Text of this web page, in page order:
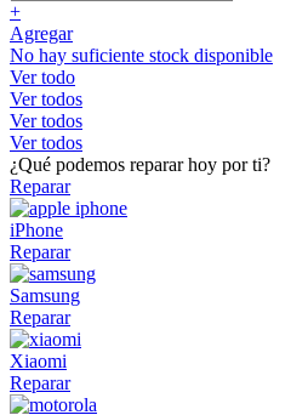
+
Agregar
No hay suficiente stock disponible
Ver todo
Ver todos
Ver todos
Ver todos
¿Qué podemos reparar hoy por ti?
Reparar
iPhone
Reparar
Samsung
Reparar
Xiaomi
Reparar